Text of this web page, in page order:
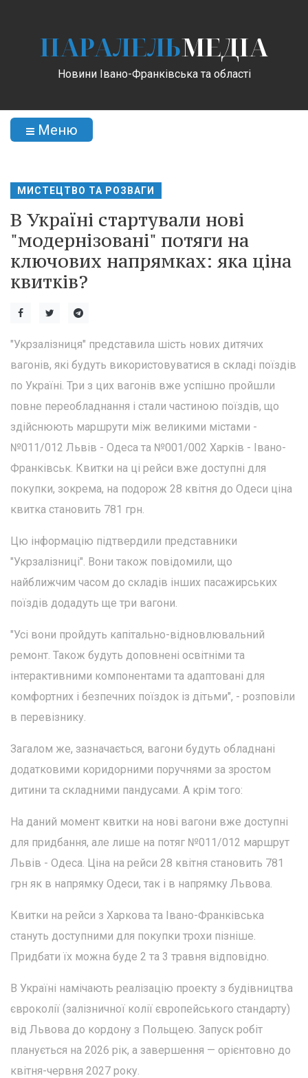
ПАРАЛЕЛЬМЕДІА
Новини Івано-Франківська та області
Меню
МИСТЕЦТВО ТА РОЗВАГИ
В Україні стартували нові
"модернізовані" потяги на
ключових напрямках: яка ціна
квитків?
"Укрзалізниця" представила шість нових дитячих
вагонів, які будуть використовуватися в складі поїздів
по Україні. Три з цих вагонів вже успішно пройшли
повне переобладнання і стали частиною поїздів, що
здійснюють маршрути між великими містами -
№011/012 Львів - Одеса та №001/002 Харків - Івано-
Франківськ. Квитки на ці рейси вже доступні для
покупки, зокрема, на подорож 28 квітня до Одеси ціна
квитка становить 781 грн.
Цю інформацію підтвердили представники
"Укрзалізниці". Вони також повідомили, що
найближчим часом до складів інших пасажирських
поїздів додадуть ще три вагони.
"Усі вони пройдуть капітально-відновлювальний
ремонт. Також будуть доповнені освітніми та
інтерактивними компонентами та адаптовані для
комфортних і безпечних поїздок із дітьми", - розповіли
в перевізнику.
Загалом же, зазначається, вагони будуть обладнані
додатковими коридорними поручнями за зростом
дитини та складними пандусами. А крім того:
На даний момент квитки на нові вагони вже доступні
для придбання, але лише на потяг №011/012 маршрут
Львів - Одеса. Ціна на рейси 28 квітня становить 781
грн як в напрямку Одеси, так і в напрямку Львова.
Квитки на рейси з Харкова та Івано-Франківська
стануть доступними для покупки трохи пізніше.
Придбати їх можна буде 2 та 3 травня відповідно.
В Україні намічають реалізацію проекту з будівництва
євроколії (залізничної колії європейського стандарту)
від Львова до кордону з Польщею. Запуск робіт
планується на 2026 рік, а завершення — орієнтовно до
квітня-червня 2027 року.